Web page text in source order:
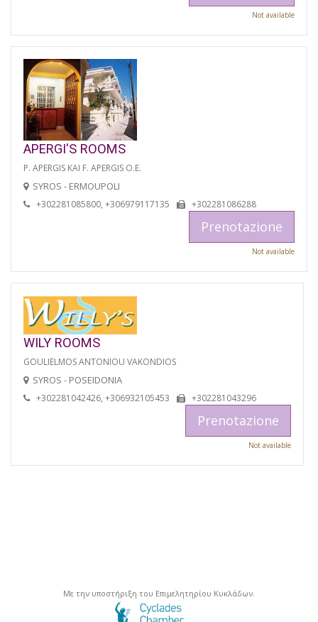
Not available
APERGI'S ROOMS
P. APERGIS KAI F. APERGIS O.E.
SYROS - ERMOUPOLI
+302281085800, +306979117135 +302281086288
Prenotazione
Not available
WILY ROOMS
GOULIELMOS ANTONIOU VAKONDIOS
SYROS - POSEIDONIA
+302281042426, +306932105453 +302281043296
Prenotazione
Not available
Με την υποστήριξη του Επιμελητηρίου Κυκλάδων.